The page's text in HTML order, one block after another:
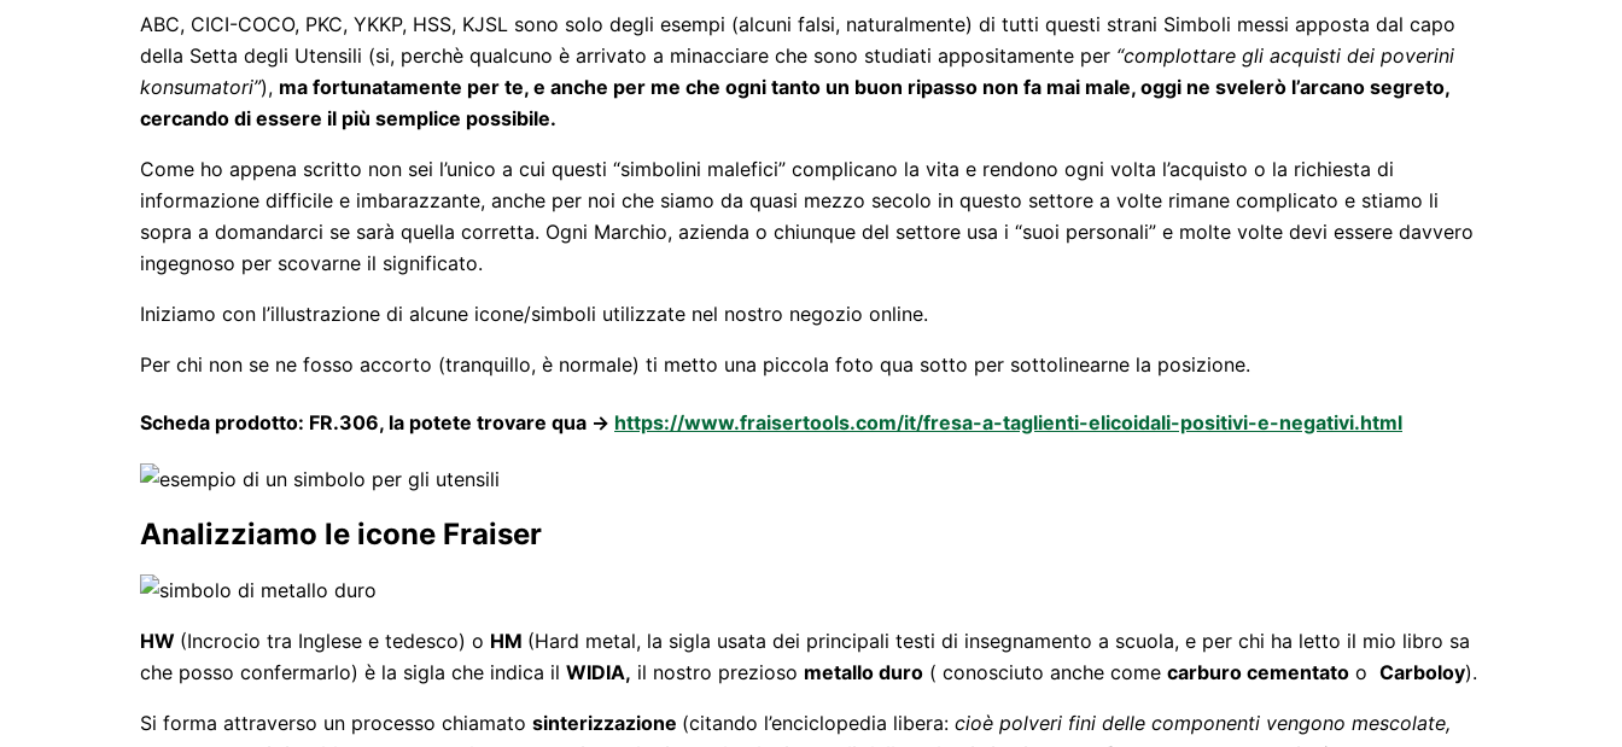
ABC, CICI-COCO, PKC, YKKP, HSS, KJSL sono solo degli esempi (alcuni falsi, naturalmente) di tutti questi strani Simboli messi apposta dal capo
della Setta degli Utensili (si, perchè qualcuno è arrivato a minacciare che sono studiati appositamente per “complottare gli acquisti dei poverini
konsumatori”), ma fortunatamente per te, e anche per me che ogni tanto un buon ripasso non fa mai male, oggi ne svelerò l’arcano segreto,
cercando di essere il più semplice possibile.
Come ho appena scritto non sei l’unico a cui questi “simbolini malefici” complicano la vita e rendono ogni volta l’acquisto o la richiesta di
informazione difficile e imbarazzante, anche per noi che siamo da quasi mezzo secolo in questo settore a volte rimane complicato e stiamo li
sopra a domandarci se sarà quella corretta. Ogni Marchio, azienda o chiunque del settore usa i “suoi personali” e molte volte devi essere davvero
ingegnoso per scovarne il significato.
Iniziamo con l’illustrazione di alcune icone/simboli utilizzate nel nostro negozio online.
Per chi non se ne fosso accorto (tranquillo, è normale) ti metto una piccola foto qua sotto per sottolinearne la posizione.
Scheda prodotto: FR.306, la potete trovare qua -> https://www.fraisertools.com/it/fresa-a-taglienti-elicoidali-positivi-e-negativi.html
Analizziamo le icone Fraiser
HW (Incrocio tra Inglese e tedesco) o HM (Hard metal, la sigla usata dei principali testi di insegnamento a scuola, e per chi ha letto il mio libro sa
che posso confermarlo) è la sigla che indica il WIDIA, il nostro prezioso metallo duro ( conosciuto anche come carburo cementato o Carboloy).
Si forma attraverso un processo chiamato sinterizzazione (citando l’enciclopedia libera: cioè polveri fini delle componenti vengono mescolate,